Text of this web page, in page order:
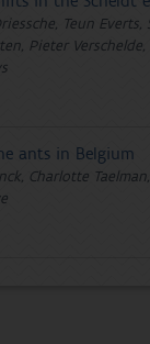
Teun Everts,
Pieter
ants in Belgium
Charlotte